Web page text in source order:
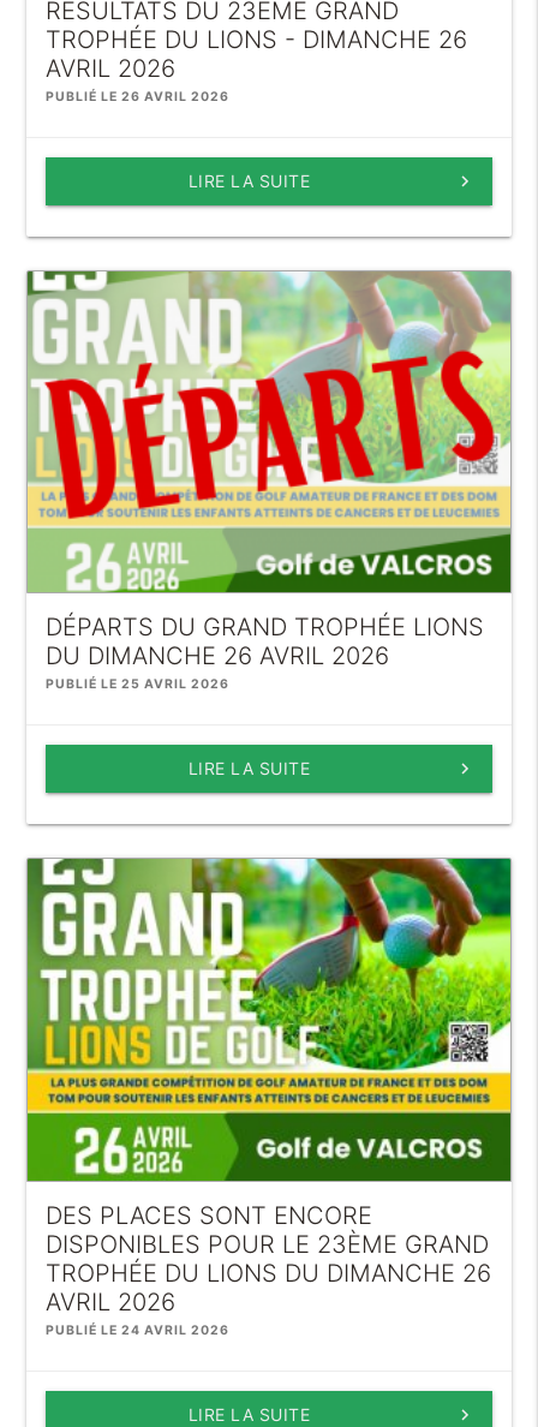
RÉSULTATS DU 23ÈME GRAND
TROPHÉE DU LIONS - DIMANCHE 26
AVRIL 2026
PUBLIÉ LE 26 AVRIL 2026
keyboard_arrow_right
LIRE LA SUITE
DÉPARTS DU GRAND TROPHÉE LIONS
DU DIMANCHE 26 AVRIL 2026
PUBLIÉ LE 25 AVRIL 2026
keyboard_arrow_right
LIRE LA SUITE
DES PLACES SONT ENCORE
DISPONIBLES POUR LE 23ÈME GRAND
TROPHÉE DU LIONS DU DIMANCHE 26
AVRIL 2026
PUBLIÉ LE 24 AVRIL 2026
keyboard_arrow_right
LIRE LA SUITE